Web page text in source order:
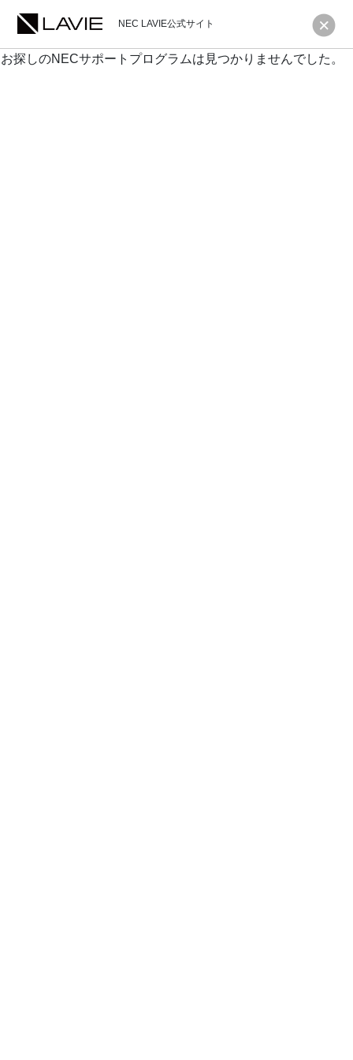
NEC LAVIE公式サイト
お探しのNECサポートプログラムは見つかりませんでした。